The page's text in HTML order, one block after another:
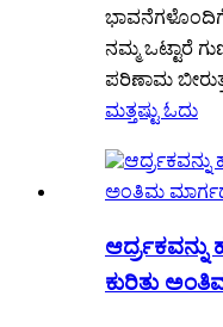
ನಮ್ಮ ಒಟ್ಟಾರೆ
ಪರಿಣಾಮ
ಮತ್ತಷ್ಟು ಓದು
ಕುರಿತು